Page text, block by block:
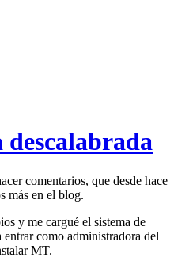
comentarios, que desde hace
más en el blog.
y me cargué el sistema de
como administradora del
MT.